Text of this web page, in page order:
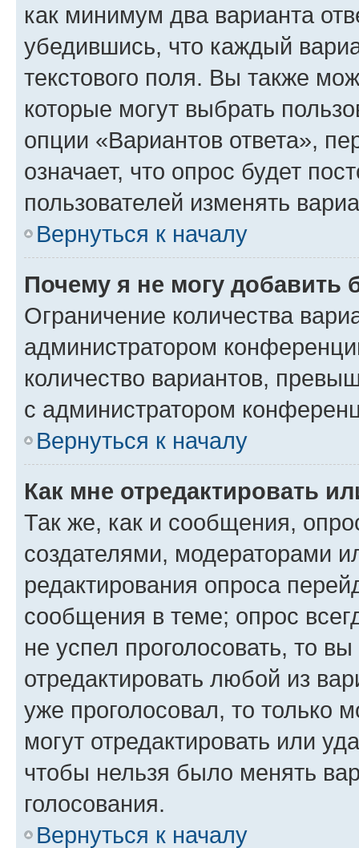
как минимум два варианта
убедившись, что каждый
текстового поля. Вы также
которые могут выбрать
опции «Вариантов ответа»,
означает, что опрос будет
пользователей изменять
Вернуться к началу
Почему я не могу добавить
Ограничение количества
администратором
количество вариантов,
с администратором
Вернуться к началу
Как мне отредактировать
Так же, как и сообщения,
создателями, модераторами
редактирования опроса
сообщения в теме; опрос
не успел проголосовать, то
отредактировать любой из
уже проголосовал, то только
могут отредактировать или
чтобы нельзя было менять
голосования.
Вернуться к началу